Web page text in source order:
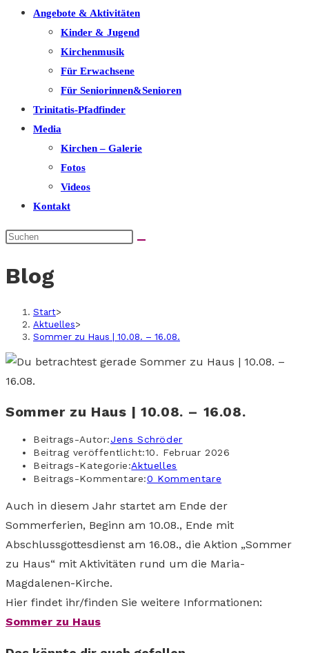
Angebote & Aktivitäten
Kinder & Jugend
Kirchenmusik
Für Erwachsene
Für Seniorinnen&Senioren
Trinitatis-Pfadfinder
Media
Kirchen – Galerie
Fotos
Videos
Kontakt
Blog
Start>
Aktuelles>
Sommer zu Haus | 10.08. – 16.08.
Sommer zu Haus | 10.08. – 16.08.
Beitrags-Autor:Jens Schröder
Beitrag veröffentlicht:10. Februar 2026
Beitrags-Kategorie:Aktuelles
Beitrags-Kommentare:0 Kommentare
Auch in diesem Jahr startet am Ende der
Sommerferien, Beginn am 10.08., Ende mit
Abschlussgottesdienst am 16.08., die Aktion „Sommer
zu Haus“ mit Aktivitäten rund um die Maria-
Magdalenen-Kirche.
Hier findet ihr/finden Sie weitere Informationen:
Sommer zu Haus